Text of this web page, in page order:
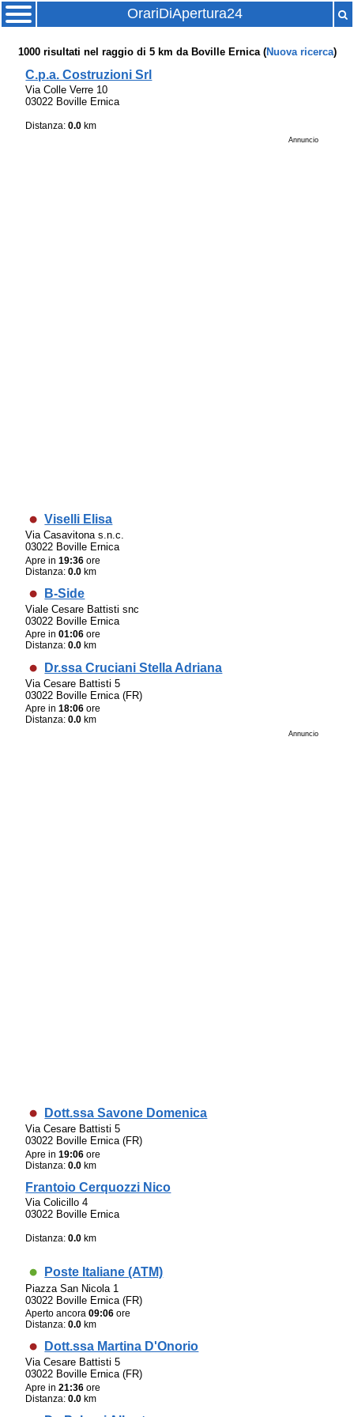
OrariDiApertura24
1000risultati nel raggio di 5 km da Boville Ernica (Nuova ricerca)
C.p.a. Costruzioni Srl
Via Colle Verre 10
03022 Boville Ernica
Distanza:0.0 km
Annuncio
Viselli Elisa
Via Casavitona s.n.c.
03022 Boville Ernica
Apre in19:36 ore
Distanza:0.0 km
B-Side
Viale Cesare Battisti snc
03022 Boville Ernica
Apre in01:06 ore
Distanza:0.0 km
Dr.ssa Cruciani Stella Adriana
Via Cesare Battisti 5
03022 Boville Ernica (FR)
Apre in18:06 ore
Distanza:0.0 km
Annuncio
Dott.ssa Savone Domenica
Via Cesare Battisti 5
03022 Boville Ernica (FR)
Apre in19:06 ore
Distanza:0.0 km
Frantoio Cerquozzi Nico
Via Colicillo 4
03022 Boville Ernica
Distanza:0.0 km
Poste Italiane (ATM)
Piazza San Nicola 1
03022 Boville Ernica (FR)
Aperto ancora09:06 ore
Distanza:0.0 km
Dott.ssa Martina D'Onorio
Via Cesare Battisti 5
03022 Boville Ernica (FR)
Apre in21:36 ore
Distanza:0.0 km